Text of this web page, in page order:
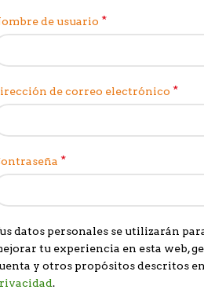
de usuario *
de correo electrónico *
*
datos personales se utilizarán
tu experiencia en esta web,
y otros propósitos descritos
.